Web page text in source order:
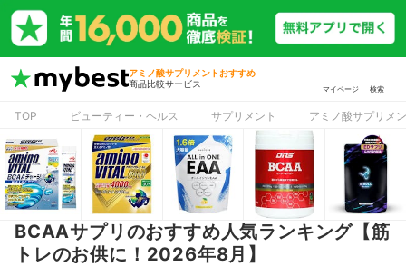
アミノ酸サプリメントおすすめ
商品比較サービス
マイページ 検索
TOP ビューティー・ヘルス サプリメント アミノ酸サプリメ
BCAAサプリのおすすめ人気ランキング【筋
トレのお供に！2026年8月】